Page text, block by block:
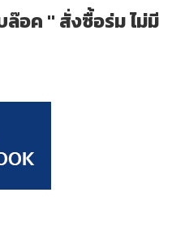
อค " สั่งซื้อร่ม ไม่มี